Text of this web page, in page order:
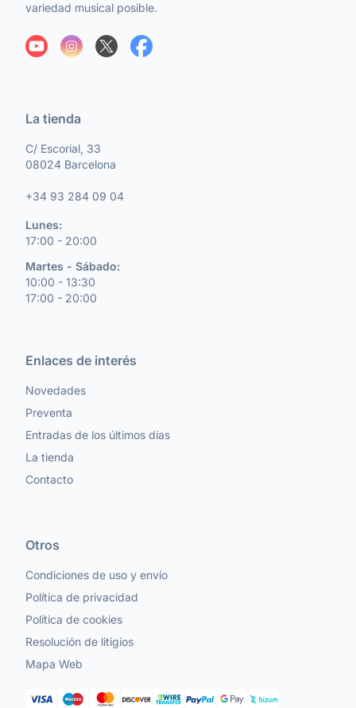
variedad musical posible.
La tienda
C/ Escorial, 33
08024 Barcelona
+34 93 284 09 04
Lunes:
17:00 - 20:00
Martes - Sábado:
10:00 - 13:30
17:00 - 20:00
Enlaces de interés
Novedades
Preventa
Entradas de los últimos días
La tienda
Contacto
Otros
Condiciones de uso y envío
Política de privacidad
Política de cookies
Resolución de litigios
Mapa Web